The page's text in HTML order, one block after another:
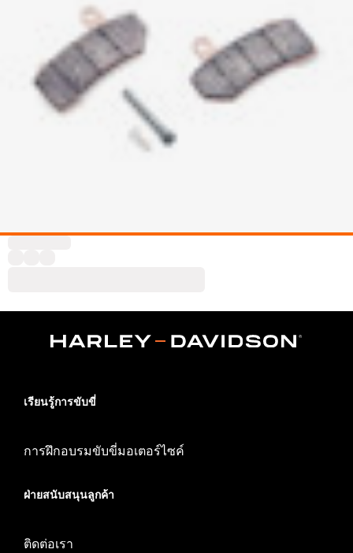
เรียนรู้การขับขี่
การฝึกอบรมขับขี่มอเตอร์ไซค์
ฝ่ายสนับสนุนลูกค้า
ติดต่อเรา